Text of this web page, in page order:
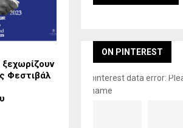
ξεχωρίζουν
Φεστιβάλ
ON PINTEREST
pinterest data error:
name